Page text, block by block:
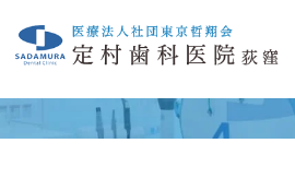
ブログ